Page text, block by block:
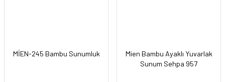
MİEN-245 Bambu Sunumluk
Mien Bambu Ayaklı Yuvarlak
Sunum Sehpa 957